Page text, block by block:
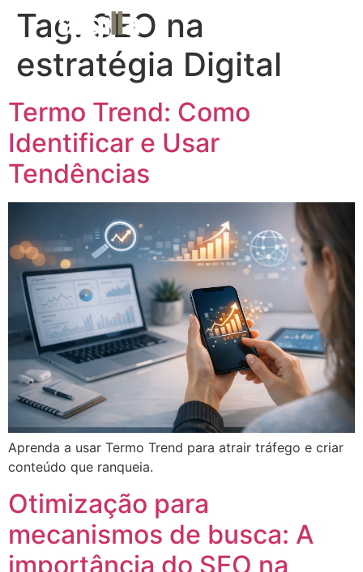
Tag: SEO na
estratégia Digital
Termo Trend: Como
Identificar e Usar
Tendências
Aprenda a usar Termo Trend para atrair tráfego e criar
conteúdo que ranqueia.
Otimização para
mecanismos de busca: A
importância do SEO na